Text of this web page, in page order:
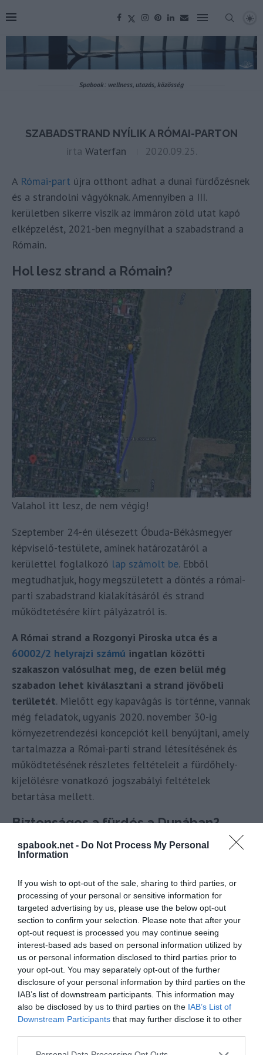
spabook.net - Do Not Process My Personal
Information
If you wish to opt-out of the sale, sharing to third parties, or
processing of your personal or sensitive information for
targeted advertising by us, please use the below opt-out
section to confirm your selection. Please note that after your
opt-out request is processed you may continue seeing
interest-based ads based on personal information utilized by
us or personal information disclosed to third parties prior to
your opt-out. You may separately opt-out of the further
disclosure of your personal information by third parties on the
IAB’s list of downstream participants. This information may
also be disclosed by us to third parties on the IAB’s List of
Downstream Participants that may further disclose it to other
Please note that this website/app uses one or more Google
Spabook: wellness, utazás, közösség
SZABADSTRAND NYÍLIK A RÓMAI-PARTON
írta Waterfan 2020.09.25.
A Római-part újra otthont adhat a dunai fürdőzésnek
és a strandolni vágyóknak. Amennyiben a III.
kerületben sikerre viszik az immáron zöld utat kapó
elképzelést, 2021-ben megnyílhat a szabadstrand a
Rómain.
Hol lesz strand a Rómain?
Valahol itt lesz, de nem végig!
Szeptember 24-én ülésezett Óbuda-Békásmegyer
képviselő-testülete, aminek határozatáról a
kerülettel foglalkozó lap számolt be. Ebből
megtudhatjuk, hogy megszületett a döntés a római-
parti szabadstrand kialakításáról és strand
működtetésére kiírt pályázatról is.
A Római strand a Rozgonyi Piroska utca és a
60002/2 helyrajzi számú ingatlan közötti
szakaszon valósulhat meg, de ezen belül még
szabadon lehet kiválasztani a strand jövőbeli
területét. Mielőtt egy kapavágás is történne, vannak
még feladatok, ugyanis 2020. november 30-ig
környezetrendezési koncepciót kell benyújtani, amely
tartalmazza a Római-parti strand létesítésének és
működtetésének részletes feltételeit a fürdőhely-
kijelölésre vonatkozó jogszabályi feltételek
betartása mellett.
Biztonságos a fürdés a Dunában?
A dunai strandolás évtizedes hagyományokkal
elsősorban a Duna vízminősége miatt. Budapest
térségében a folyó felsőbb szakaszán, Szentendre és
Tahitótfalu magasságában is belefolyik a szennyvíz a
Dunába. A biztonságos strandolás érdekében Óbuda-
Békásmegyer önkormányzata 2020-ban több
alkalommal is vett vízmintát a Római-parton.Az idei
mérések alapján minden mérési szempont szerint
fürdésre alkalmasnak találták a Duna vizét.
Érdekelnek a fürdős, wellness és utazós témák?
Csatlakozzcsoportunkhoz, ahol folyamatosan
értesülhetsz fürdős eseményekről és sok-